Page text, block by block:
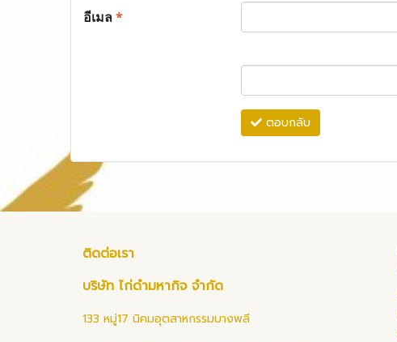
อีเมล*
ตอบกลับ
ติดต่อเรา
บริษัท ไก่ดำมหากิจ จำกัด
133 หมู่17 นิคมอุตสาหกรรมบางพลี